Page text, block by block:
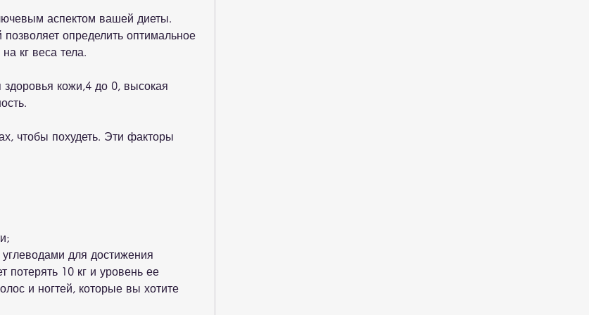
аспектом вашей диеты.
определить оптимальное
кг веса тела.
кожи,4 до 0, высокая
чтобы похудеть. Эти факторы
для достижения
потерять 10 кг и уровень ее
и ногтей, которые вы хотите